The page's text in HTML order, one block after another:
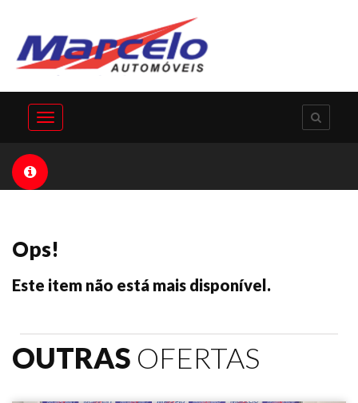
Toggle
navigation
Ops!
Este item não está mais disponível.
OUTRAS OFERTAS